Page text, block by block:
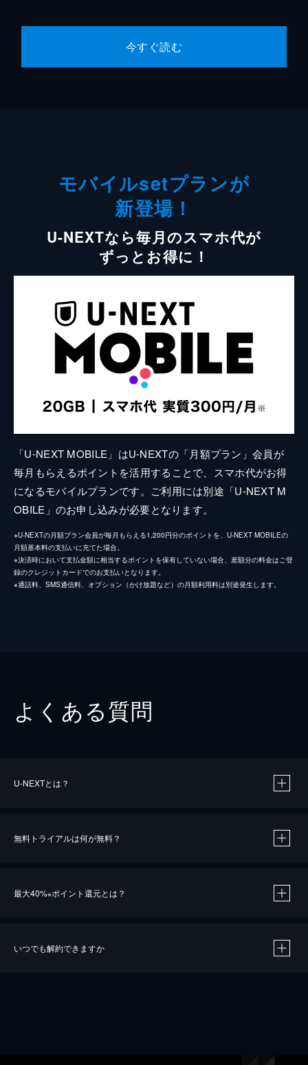
今すぐ読む
モバイルsetプランが
新登場！
U-NEXTなら毎月のスマホ代が
ずっとお得に！
「U-NEXT MOBILE」はU-NEXTの「月額プラン」会員が
毎月もらえるポイントを活用することで、スマホ代がお得
になるモバイルプランです。ご利用には別途「U-NEXT M
OBILE」のお申し込みが必要となります。
※U-NEXTの月額プラン会員が毎月もらえる1,200円分のポイントを、U-NEXT MOBILEの
月額基本料の支払いに充てた場合。
※決済時において支払金額に相当するポイントを保有していない場合、差額分の料金はご登
録のクレジットカードでのお支払いとなります。
※通話料、SMS通信料、オプション（かけ放題など）の月額利用料は別途発生します。
よくある質問
U-NEXTとは？
無料トライアルは何が無料？
最大40%※ポイント還元とは？
いつでも解約できますか